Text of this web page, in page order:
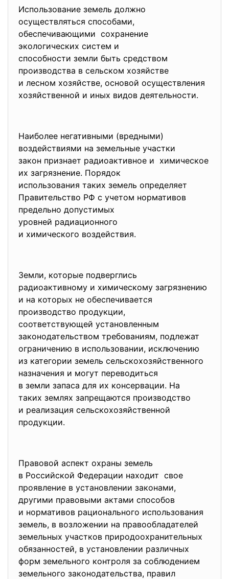
Использование земель должно
осуществляться способами,
обеспечивающими сохранение
экологических систем и
способности земли быть средством
производства в сельском хозяйстве
и лесном хозяйстве, основой осуществления
хозяйственной и иных видов деятельности.
Наиболее негативными (вредными)
воздействиями на земельные участки
закон признает радиоактивное и химическое
их загрязнение. Порядок
использования таких земель определяет
Правительство РФ с учетом нормативов
предельно допустимых
уровней радиационного
и химического воздействия.
Земли, которые подверглись
радиоактивному и химическому загрязнению
и на которых не обеспечивается
производство продукции,
соответствующей установленным
законодательством требованиям, подлежат
ограничению в использовании, исключению
из категории земель сельскохозяйственного
назначения и могут переводиться
в земли запаса для их консервации. На
таких землях запрещаются производство
и реализация сельскохозяйственной
продукции.
Правовой аспект охраны земель
в Российской Федерации находит свое
проявление в установлении законами,
другими правовыми актами способов
и нормативов рационального использования
земель, в возложении на правообладателей
земельных участков природоохранительных
обязанностей, в установлении различных
форм земельного контроля за соблюдением
земельного законодательства, правил